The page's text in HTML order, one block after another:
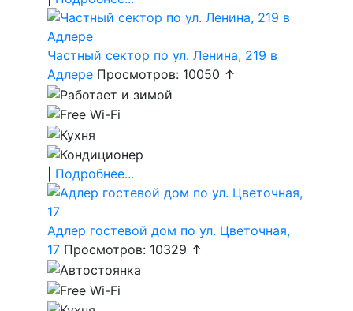
Частный сектор по ул. Ленина, 219 в
Адлере Просмотров: 10050 ↑
Подробнее...
Адлер гостевой дом по ул. Цветочная,
17 Просмотров: 10329 ↑